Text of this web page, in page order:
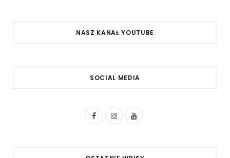
NASZ KANAŁ YOUTUBE
SOCIAL MEDIA
F
I
Y